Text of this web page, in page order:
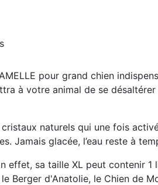
pour grand chien
à votre animal de se désaltérer
cristaux naturels qui une fois
. Jamais glacée, l’eau reste à
effet, sa taille XL peut contenir
Berger d'Anatolie, le Chien de